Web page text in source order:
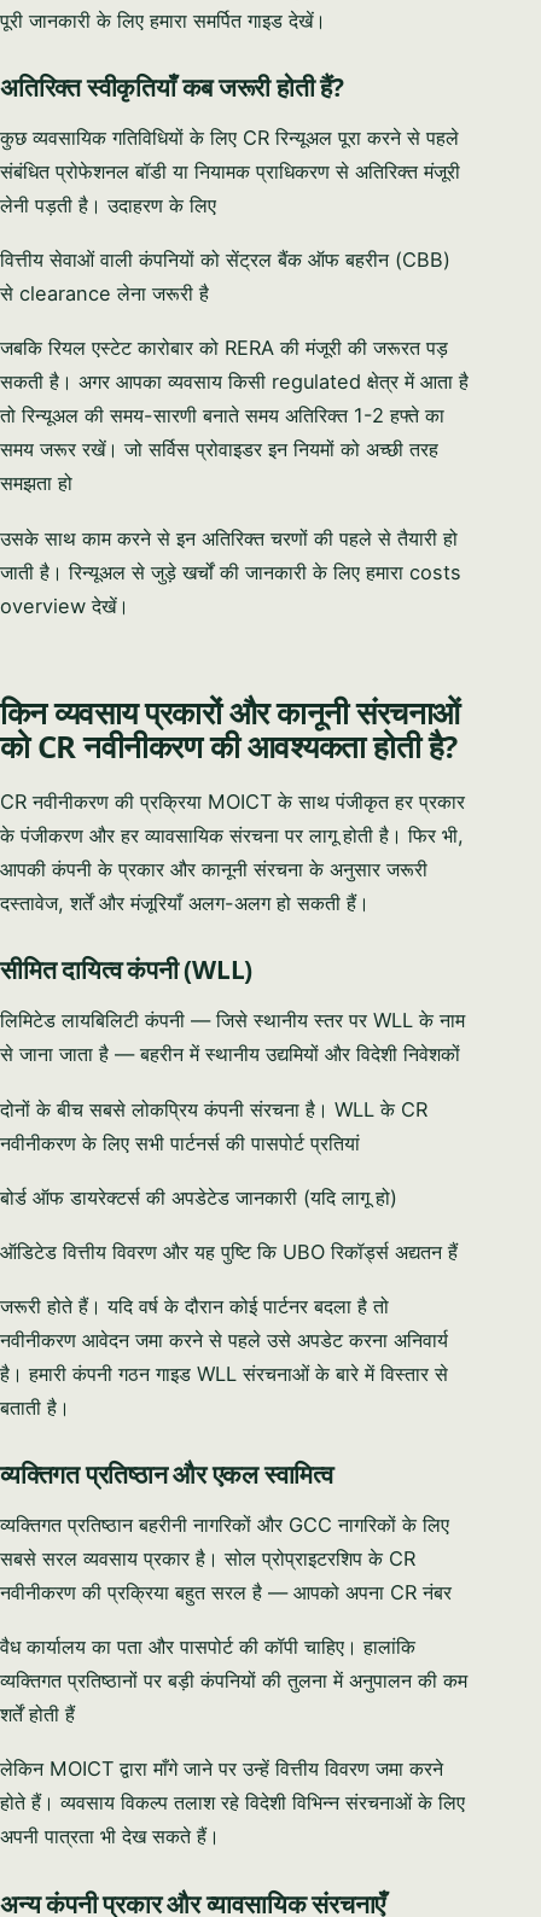
पूरी जानकारी के लिए हमारा समर्पित गाइड देखें।
अतिरिक्त स्वीकृतियाँ कब जरूरी होती हैं?
कुछ व्यवसायिक गतिविधियों के लिए CR रिन्यूअल पूरा करने से पहले
संबंधित प्रोफेशनल बॉडी या नियामक प्राधिकरण से अतिरिक्त मंजूरी
लेनी पड़ती है। उदाहरण के लिए
वित्तीय सेवाओं वाली कंपनियों को सेंट्रल बैंक ऑफ बहरीन (CBB)
से clearance लेना जरूरी है
जबकि रियल एस्टेट कारोबार को RERA की मंजूरी की जरूरत पड़
सकती है। अगर आपका व्यवसाय किसी regulated क्षेत्र में आता है
तो रिन्यूअल की समय-सारणी बनाते समय अतिरिक्त 1-2 हफ्ते का
समय जरूर रखें। जो सर्विस प्रोवाइडर इन नियमों को अच्छी तरह
समझता हो
उसके साथ काम करने से इन अतिरिक्त चरणों की पहले से तैयारी हो
जाती है। रिन्यूअल से जुड़े खर्चों की जानकारी के लिए हमारा costs
overview देखें।
किन व्यवसाय प्रकारों और कानूनी संरचनाओं
को CR नवीनीकरण की आवश्यकता होती है?
CR नवीनीकरण की प्रक्रिया MOICT के साथ पंजीकृत हर प्रकार
के पंजीकरण और हर व्यावसायिक संरचना पर लागू होती है। फिर भी,
आपकी कंपनी के प्रकार और कानूनी संरचना के अनुसार जरूरी
दस्तावेज, शर्तें और मंजूरियाँ अलग-अलग हो सकती हैं।
सीमित दायित्व कंपनी (WLL)
लिमिटेड लायबिलिटी कंपनी — जिसे स्थानीय स्तर पर WLL के नाम
से जाना जाता है — बहरीन में स्थानीय उद्यमियों और विदेशी निवेशकों
दोनों के बीच सबसे लोकप्रिय कंपनी संरचना है। WLL के CR
नवीनीकरण के लिए सभी पार्टनर्स की पासपोर्ट प्रतियां
बोर्ड ऑफ डायरेक्टर्स की अपडेटेड जानकारी (यदि लागू हो)
ऑडिटेड वित्तीय विवरण और यह पुष्टि कि UBO रिकॉर्ड्स अद्यतन हैं
जरूरी होते हैं। यदि वर्ष के दौरान कोई पार्टनर बदला है तो
नवीनीकरण आवेदन जमा करने से पहले उसे अपडेट करना अनिवार्य
है। हमारी कंपनी गठन गाइड WLL संरचनाओं के बारे में विस्तार से
बताती है।
व्यक्तिगत प्रतिष्ठान और एकल स्वामित्व
व्यक्तिगत प्रतिष्ठान बहरीनी नागरिकों और GCC नागरिकों के लिए
सबसे सरल व्यवसाय प्रकार है। सोल प्रोप्राइटरशिप के CR
नवीनीकरण की प्रक्रिया बहुत सरल है — आपको अपना CR नंबर
वैध कार्यालय का पता और पासपोर्ट की कॉपी चाहिए। हालांकि
व्यक्तिगत प्रतिष्ठानों पर बड़ी कंपनियों की तुलना में अनुपालन की कम
शर्तें होती हैं
लेकिन MOICT द्वारा माँगे जाने पर उन्हें वित्तीय विवरण जमा करने
होते हैं। व्यवसाय विकल्प तलाश रहे विदेशी विभिन्न संरचनाओं के लिए
अपनी पात्रता भी देख सकते हैं।
अन्य कंपनी प्रकार और व्यावसायिक संरचनाएँ